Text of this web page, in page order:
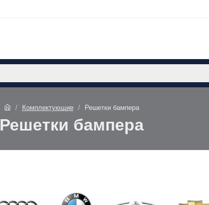
Комплектующие Решетки бампера
Решетки бампера